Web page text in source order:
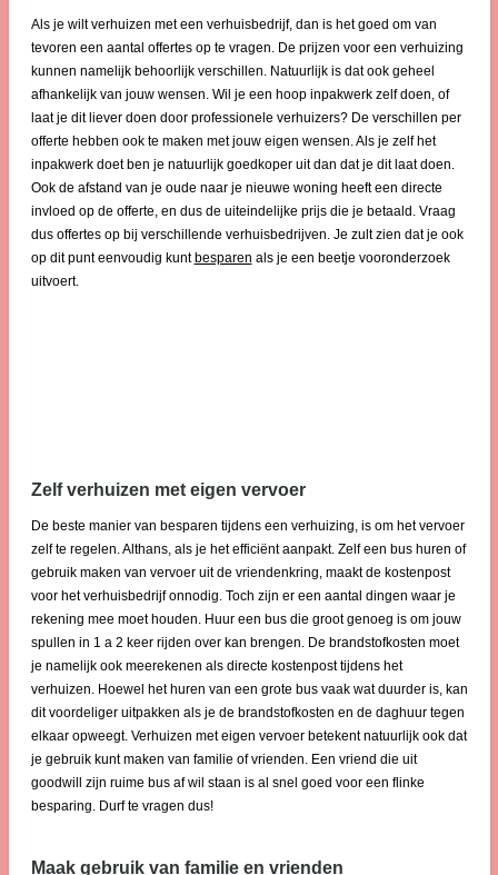
Als je wilt verhuizen met een verhuisbedrijf, dan is het goed om van
tevoren een aantal offertes op te vragen. De prijzen voor een verhuizing
kunnen namelijk behoorlijk verschillen. Natuurlijk is dat ook geheel
afhankelijk van jouw wensen. Wil je een hoop inpakwerk zelf doen, of
laat je dit liever doen door professionele verhuizers? De verschillen per
offerte hebben ook te maken met jouw eigen wensen. Als je zelf het
inpakwerk doet ben je natuurlijk goedkoper uit dan dat je dit laat doen.
Ook de afstand van je oude naar je nieuwe woning heeft een directe
invloed op de offerte, en dus de uiteindelijke prijs die je betaald. Vraag
dus offertes op bij verschillende verhuisbedrijven. Je zult zien dat je ook
op dit punt eenvoudig kunt besparen als je een beetje vooronderzoek
uitvoert.
Zelf verhuizen met eigen vervoer
De beste manier van besparen tijdens een verhuizing, is om het vervoer
zelf te regelen. Althans, als je het efficiënt aanpakt. Zelf een bus huren of
gebruik maken van vervoer uit de vriendenkring, maakt de kostenpost
voor het verhuisbedrijf onnodig. Toch zijn er een aantal dingen waar je
rekening mee moet houden. Huur een bus die groot genoeg is om jouw
spullen in 1 a 2 keer rijden over kan brengen. De brandstofkosten moet
je namelijk ook meerekenen als directe kostenpost tijdens het
verhuizen. Hoewel het huren van een grote bus vaak wat duurder is, kan
dit voordeliger uitpakken als je de brandstofkosten en de daghuur tegen
elkaar opweegt. Verhuizen met eigen vervoer betekent natuurlijk ook dat
je gebruik kunt maken van familie of vrienden. Een vriend die uit
goodwill zijn ruime bus af wil staan is al snel goed voor een flinke
besparing. Durf te vragen dus!
Maak gebruik van familie en vrienden